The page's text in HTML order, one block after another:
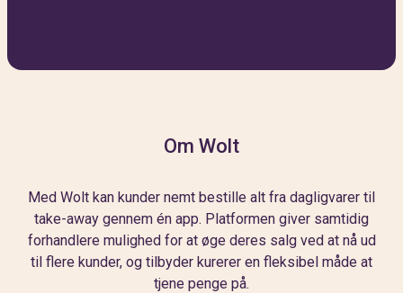
Om Wolt
Med Wolt kan kunder nemt bestille alt fra dagligvarer til
take-away gennem én app. Platformen giver samtidig
forhandlere mulighed for at øge deres salg ved at nå ud
til flere kunder, og tilbyder kurerer en fleksibel måde at
tjene penge på.